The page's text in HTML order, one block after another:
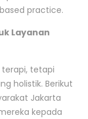
practice.
Layanan
tetapi
holistik. Berikut
Jakarta
kepada